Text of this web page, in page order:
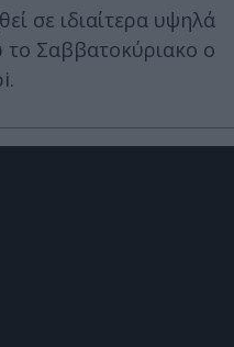
σε ιδιαίτερα υψηλά
το Σαββατοκύριακο ο